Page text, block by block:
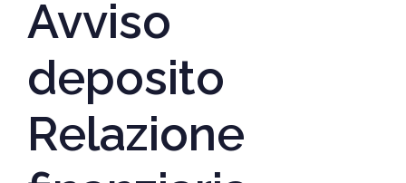
Avviso
deposito
Relazione